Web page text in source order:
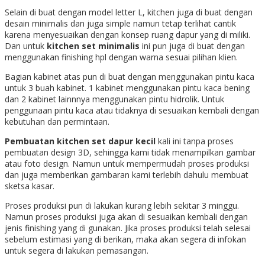
Selain di buat dengan model letter L, kitchen juga di buat dengan
desain minimalis dan juga simple namun tetap terlihat cantik
karena menyesuaikan dengan konsep ruang dapur yang di miliki.
Dan untuk kitchen set minimalis ini pun juga di buat dengan
menggunakan finishing hpl dengan warna sesuai pilihan klien.
Bagian kabinet atas pun di buat dengan menggunakan pintu kaca
untuk 3 buah kabinet. 1 kabinet menggunakan pintu kaca bening
dan 2 kabinet lainnnya menggunakan pintu hidrolik. Untuk
penggunaan pintu kaca atau tidaknya di sesuaikan kembali dengan
kebutuhan dan permintaan.
Pembuatan kitchen set dapur kecil kali ini tanpa proses
pembuatan design 3D, sehingga kami tidak menampilkan gambar
atau foto design. Namun untuk mempermudah proses produksi
dan juga memberikan gambaran kami terlebih dahulu membuat
sketsa kasar.
Proses produksi pun di lakukan kurang lebih sekitar 3 minggu.
Namun proses produksi juga akan di sesuaikan kembali dengan
jenis finishing yang di gunakan. Jika proses produksi telah selesai
sebelum estimasi yang di berikan, maka akan segera di infokan
untuk segera di lakukan pemasangan.